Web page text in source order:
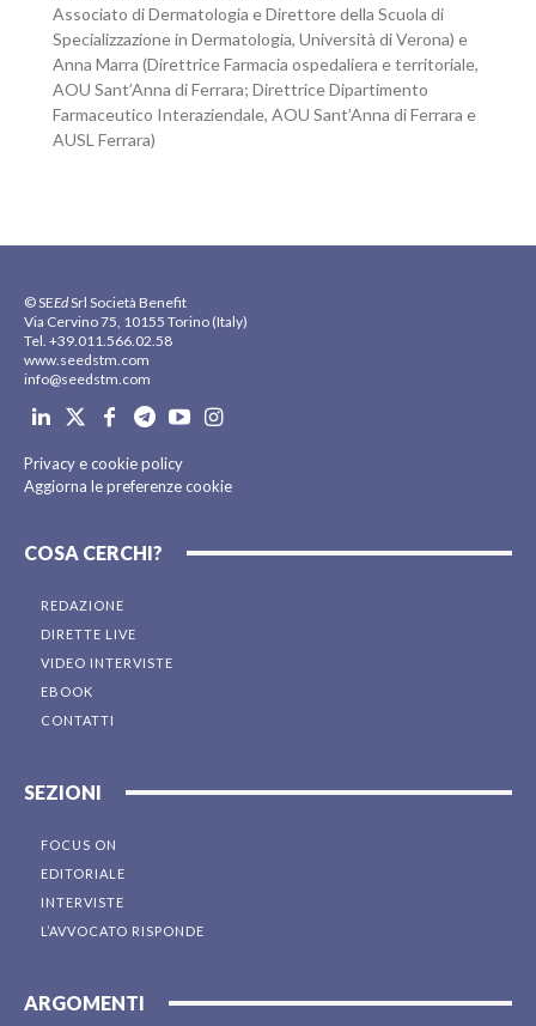
Associato di Dermatologia e Direttore della Scuola di
Specializzazione in Dermatologia, Università di Verona) e
Anna Marra (Direttrice Farmacia ospedaliera e territoriale,
AOU Sant’Anna di Ferrara; Direttrice Dipartimento
Farmaceutico Interaziendale, AOU Sant’Anna di Ferrara e
AUSL Ferrara)
© SEEdSrl Società Benefit
Via Cervino 75, 10155 Torino (Italy)
Tel. +39.011.566.02.58
www.seedstm.com
info@seedstm.com
Privacy e cookie policy
Aggiorna le preferenze cookie
COSA CERCHI?
REDAZIONE
DIRETTE LIVE
VIDEO INTERVISTE
EBOOK
CONTATTI
SEZIONI
FOCUS ON
EDITORIALE
INTERVISTE
L’AVVOCATO RISPONDE
ARGOMENTI